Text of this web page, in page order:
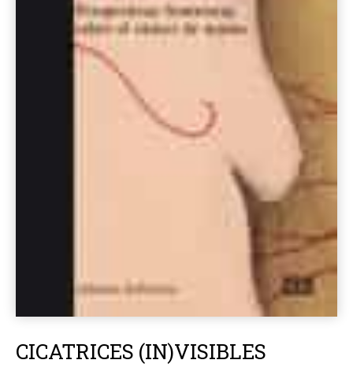
CICATRICES (IN)VISIBLES